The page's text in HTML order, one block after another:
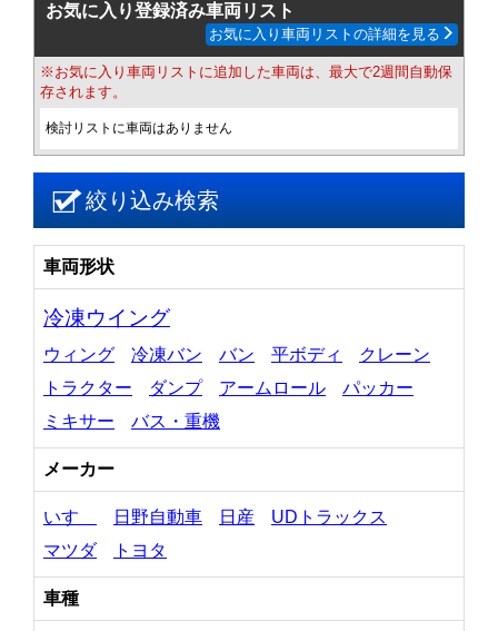
お気に入り登録済み車両リスト
お気に入り車両リストの詳細を見る
※お気に入り車両リストに追加した車両は、最大で2週間自動保
存されます。
検討リストに車両はありません
絞り込み検索
車両形状
冷凍ウイング
ウィング 冷凍バン バン 平ボディ
クレーン
トラクター
ダンプ アームロール
パッカー
ミキサー
バス・重機
メーカー
いすゞ 日野自動車 日産
UDトラックス
マツダ
トヨタ
車種